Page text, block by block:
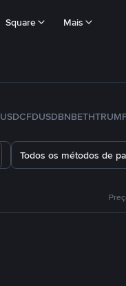
Square Mais
USDCFDUSDBNBETH
Todos os métodos de